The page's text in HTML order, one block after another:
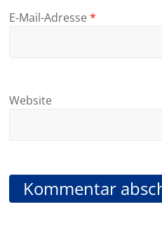
E-Mail-Adresse*
Website